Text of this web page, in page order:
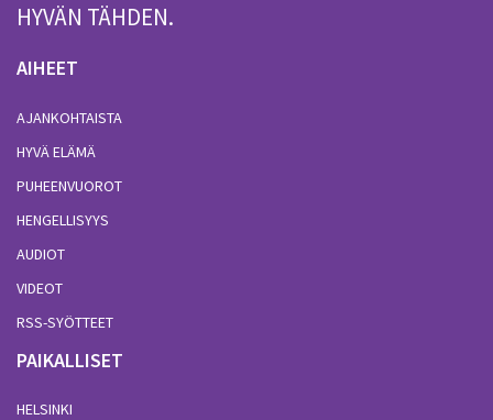
HYVÄN TÄHDEN.
AIHEET
AJANKOHTAISTA
HYVÄ ELÄMÄ
PUHEENVUOROT
HENGELLISYYS
AUDIOT
VIDEOT
RSS-SYÖTTEET
PAIKALLISET
HELSINKI